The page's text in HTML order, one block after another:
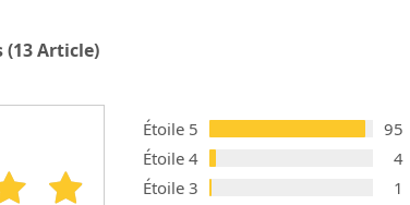
(13 Article)
Étoile 5
95
Étoile 4
4
Étoile 3
1